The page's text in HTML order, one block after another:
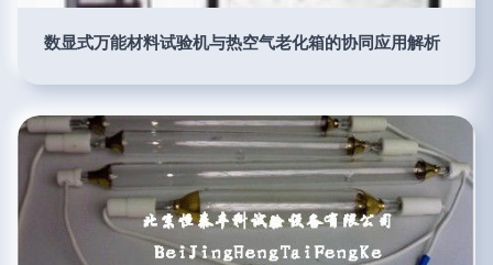
数显式万能材料试验机与热空气老化箱的协同应用解析